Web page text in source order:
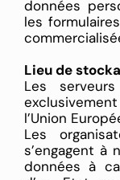
données
les
Lieu de
Les
l’Union
Les
s’engagent à
données à